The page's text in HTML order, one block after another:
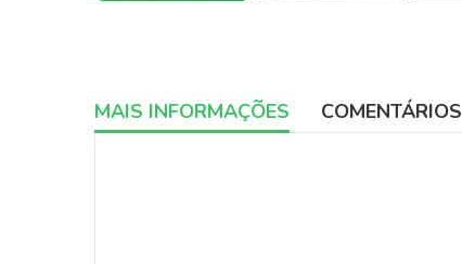
MAIS INFORMAÇÕES COMENTÁRIOS